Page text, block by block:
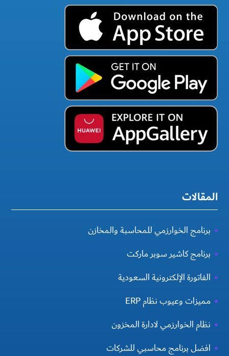
المقالات
برنامج الخوارزمي للمحاسبة والمخازن
برنامج كاشير سوبر ماركت
الفاتورة الإلكترونية السعودية
مميزات وعيوب نظام ERP
نظام الخوارزمي لادارة المخزون
افضل برنامج محاسبي للشركات